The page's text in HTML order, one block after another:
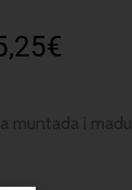
€
muntada i